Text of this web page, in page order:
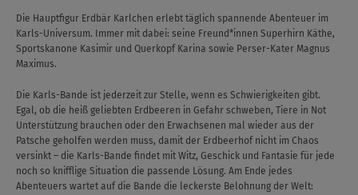
Die Hauptfigur Erdbär Karlchen erlebt täglich spannende Abenteuer im
Karls-Universum. Immer mit dabei: seine Freund*innen Superhirn Käthe,
Sportskanone Kasimir und Querkopf Karina sowie Perser-Kater Magnus
Maximus.
Die Karls-Bande ist jederzeit zur Stelle, wenn es Schwierigkeiten gibt.
Egal, ob die heiß geliebten Erdbeeren in Gefahr schweben, Tiere in Not
Unterstützung brauchen oder den Erwachsenen mal wieder aus der
Patsche geholfen werden muss, damit der Erdbeerhof nicht im Chaos
versinkt – die Karls-Bande findet mit Witz, Geschick und Fantasie für jede
noch so knifflige Situation die passende Lösung. Am Ende jedes
Abenteuers wartet auf die Bande die leckerste Belohnung der Welt: